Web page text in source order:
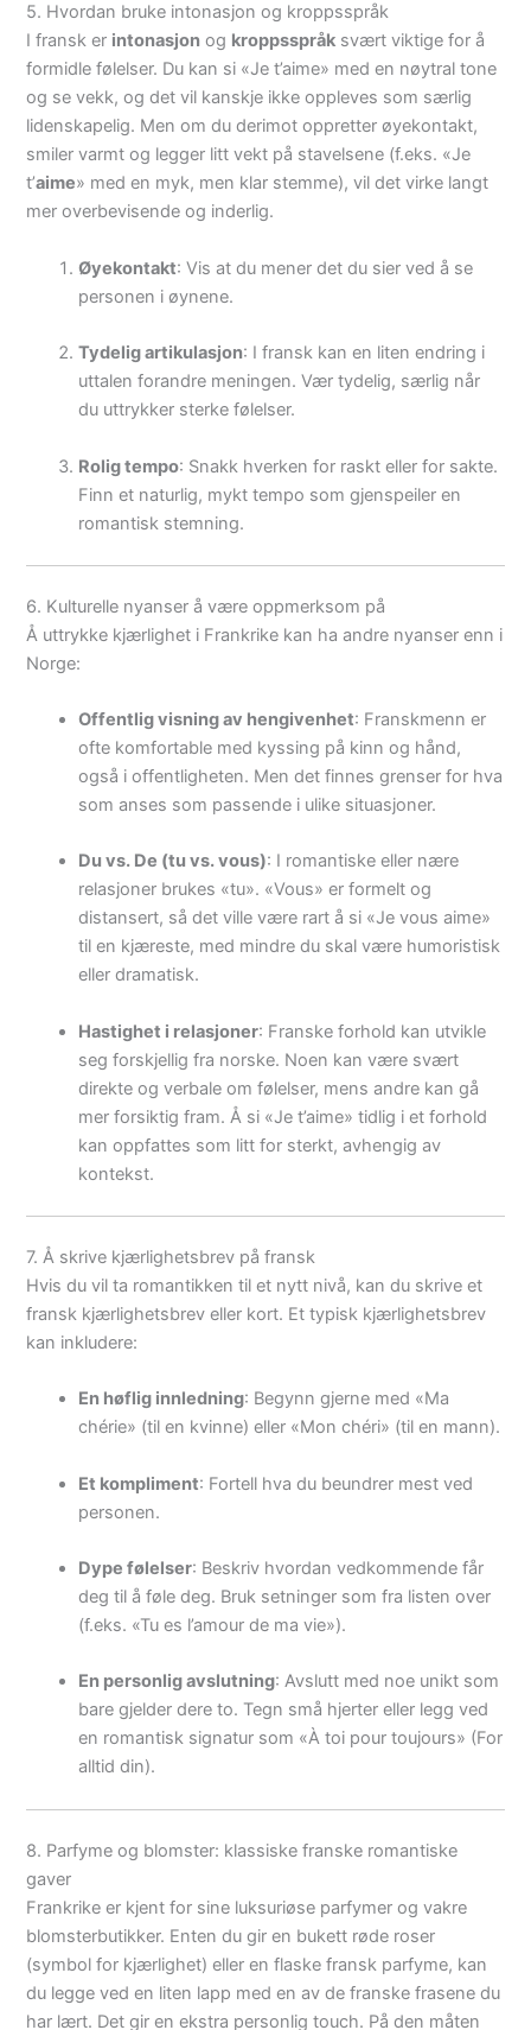
5. Hvordan bruke intonasjon og kroppsspråk
I fransk er intonasjon og kroppsspråk svært viktige for å
formidle følelser. Du kan si «Je t’aime» med en nøytral tone
og se vekk, og det vil kanskje ikke oppleves som særlig
lidenskapelig. Men om du derimot oppretter øyekontakt,
smiler varmt og legger litt vekt på stavelsene (f.eks. «Je
t’aime» med en myk, men klar stemme), vil det virke langt
mer overbevisende og inderlig.
Øyekontakt: Vis at du mener det du sier ved å se
personen i øynene.
Tydelig artikulasjon: I fransk kan en liten endring i
uttalen forandre meningen. Vær tydelig, særlig når
du uttrykker sterke følelser.
Rolig tempo: Snakk hverken for raskt eller for sakte.
Finn et naturlig, mykt tempo som gjenspeiler en
romantisk stemning.
6. Kulturelle nyanser å være oppmerksom på
Å uttrykke kjærlighet i Frankrike kan ha andre nyanser enn i
Norge:
Offentlig visning av hengivenhet: Franskmenn er
ofte komfortable med kyssing på kinn og hånd,
også i offentligheten. Men det finnes grenser for hva
som anses som passende i ulike situasjoner.
Du vs. De (tu vs. vous): I romantiske eller nære
relasjoner brukes «tu». «Vous» er formelt og
distansert, så det ville være rart å si «Je vous aime»
til en kjæreste, med mindre du skal være humoristisk
eller dramatisk.
Hastighet i relasjoner: Franske forhold kan utvikle
seg forskjellig fra norske. Noen kan være svært
direkte og verbale om følelser, mens andre kan gå
mer forsiktig fram. Å si «Je t’aime» tidlig i et forhold
kan oppfattes som litt for sterkt, avhengig av
kontekst.
7. Å skrive kjærlighetsbrev på fransk
Hvis du vil ta romantikken til et nytt nivå, kan du skrive et
fransk kjærlighetsbrev eller kort. Et typisk kjærlighetsbrev
kan inkludere:
En høflig innledning: Begynn gjerne med «Ma
chérie» (til en kvinne) eller «Mon chéri» (til en mann).
Et kompliment: Fortell hva du beundrer mest ved
personen.
Dype følelser: Beskriv hvordan vedkommende får
deg til å føle deg. Bruk setninger som fra listen over
(f.eks. «Tu es l’amour de ma vie»).
En personlig avslutning: Avslutt med noe unikt som
bare gjelder dere to. Tegn små hjerter eller legg ved
en romantisk signatur som «À toi pour toujours» (For
alltid din).
8. Parfyme og blomster: klassiske franske romantiske
gaver
Frankrike er kjent for sine luksuriøse parfymer og vakre
blomsterbutikker. Enten du gir en bukett røde roser
(symbol for kjærlighet) eller en flaske fransk parfyme, kan
du legge ved en liten lapp med en av de franske frasene du
har lært. Det gir en ekstra personlig touch. På den måten